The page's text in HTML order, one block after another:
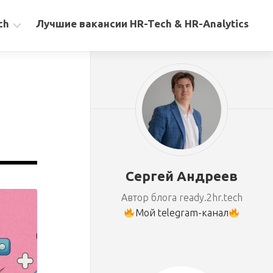
Лучшие вакансии HR-Tech & HR-Analytics
Сергей Андреев
Автор блога ready.2hr.tech
Мой telegram-канал